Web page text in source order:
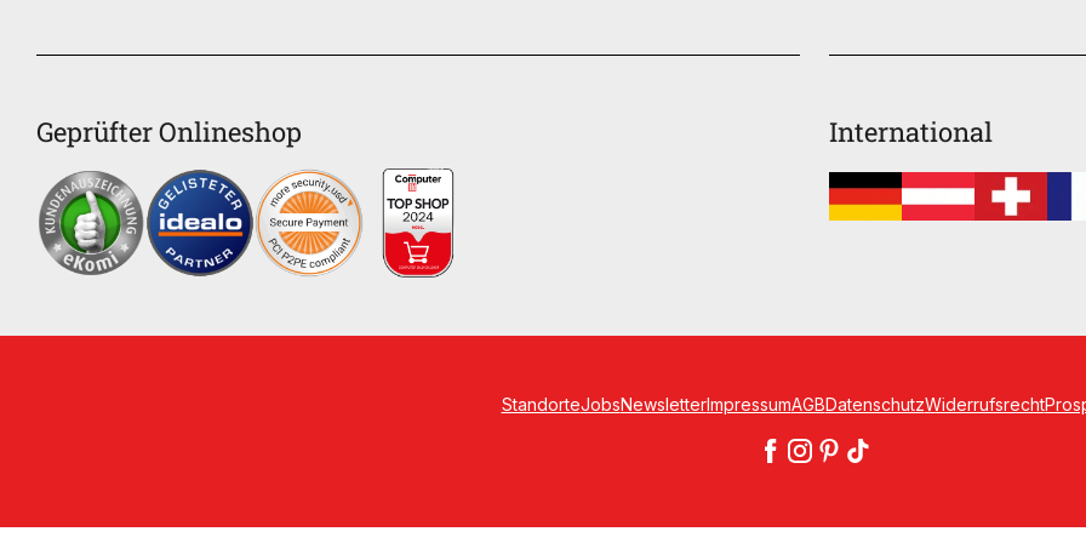
Geprüfter Onlineshop International
StandorteJobsNewsletterImpressumAGBDatenschutzWiderrufsrecht